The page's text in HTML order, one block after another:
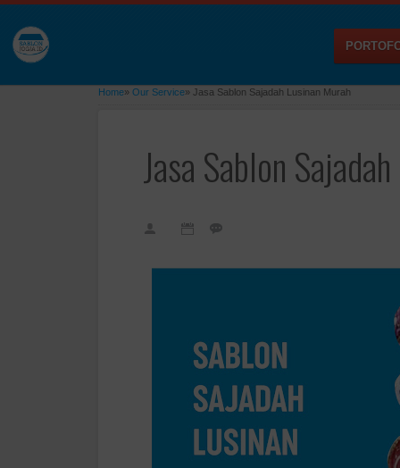
Home» Our Service» Jasa Sablon Sajadah Lusinan Murah
Jasa Sablon